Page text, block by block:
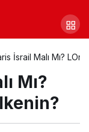
İsrail Malı Mı?
Mı?
Fuse